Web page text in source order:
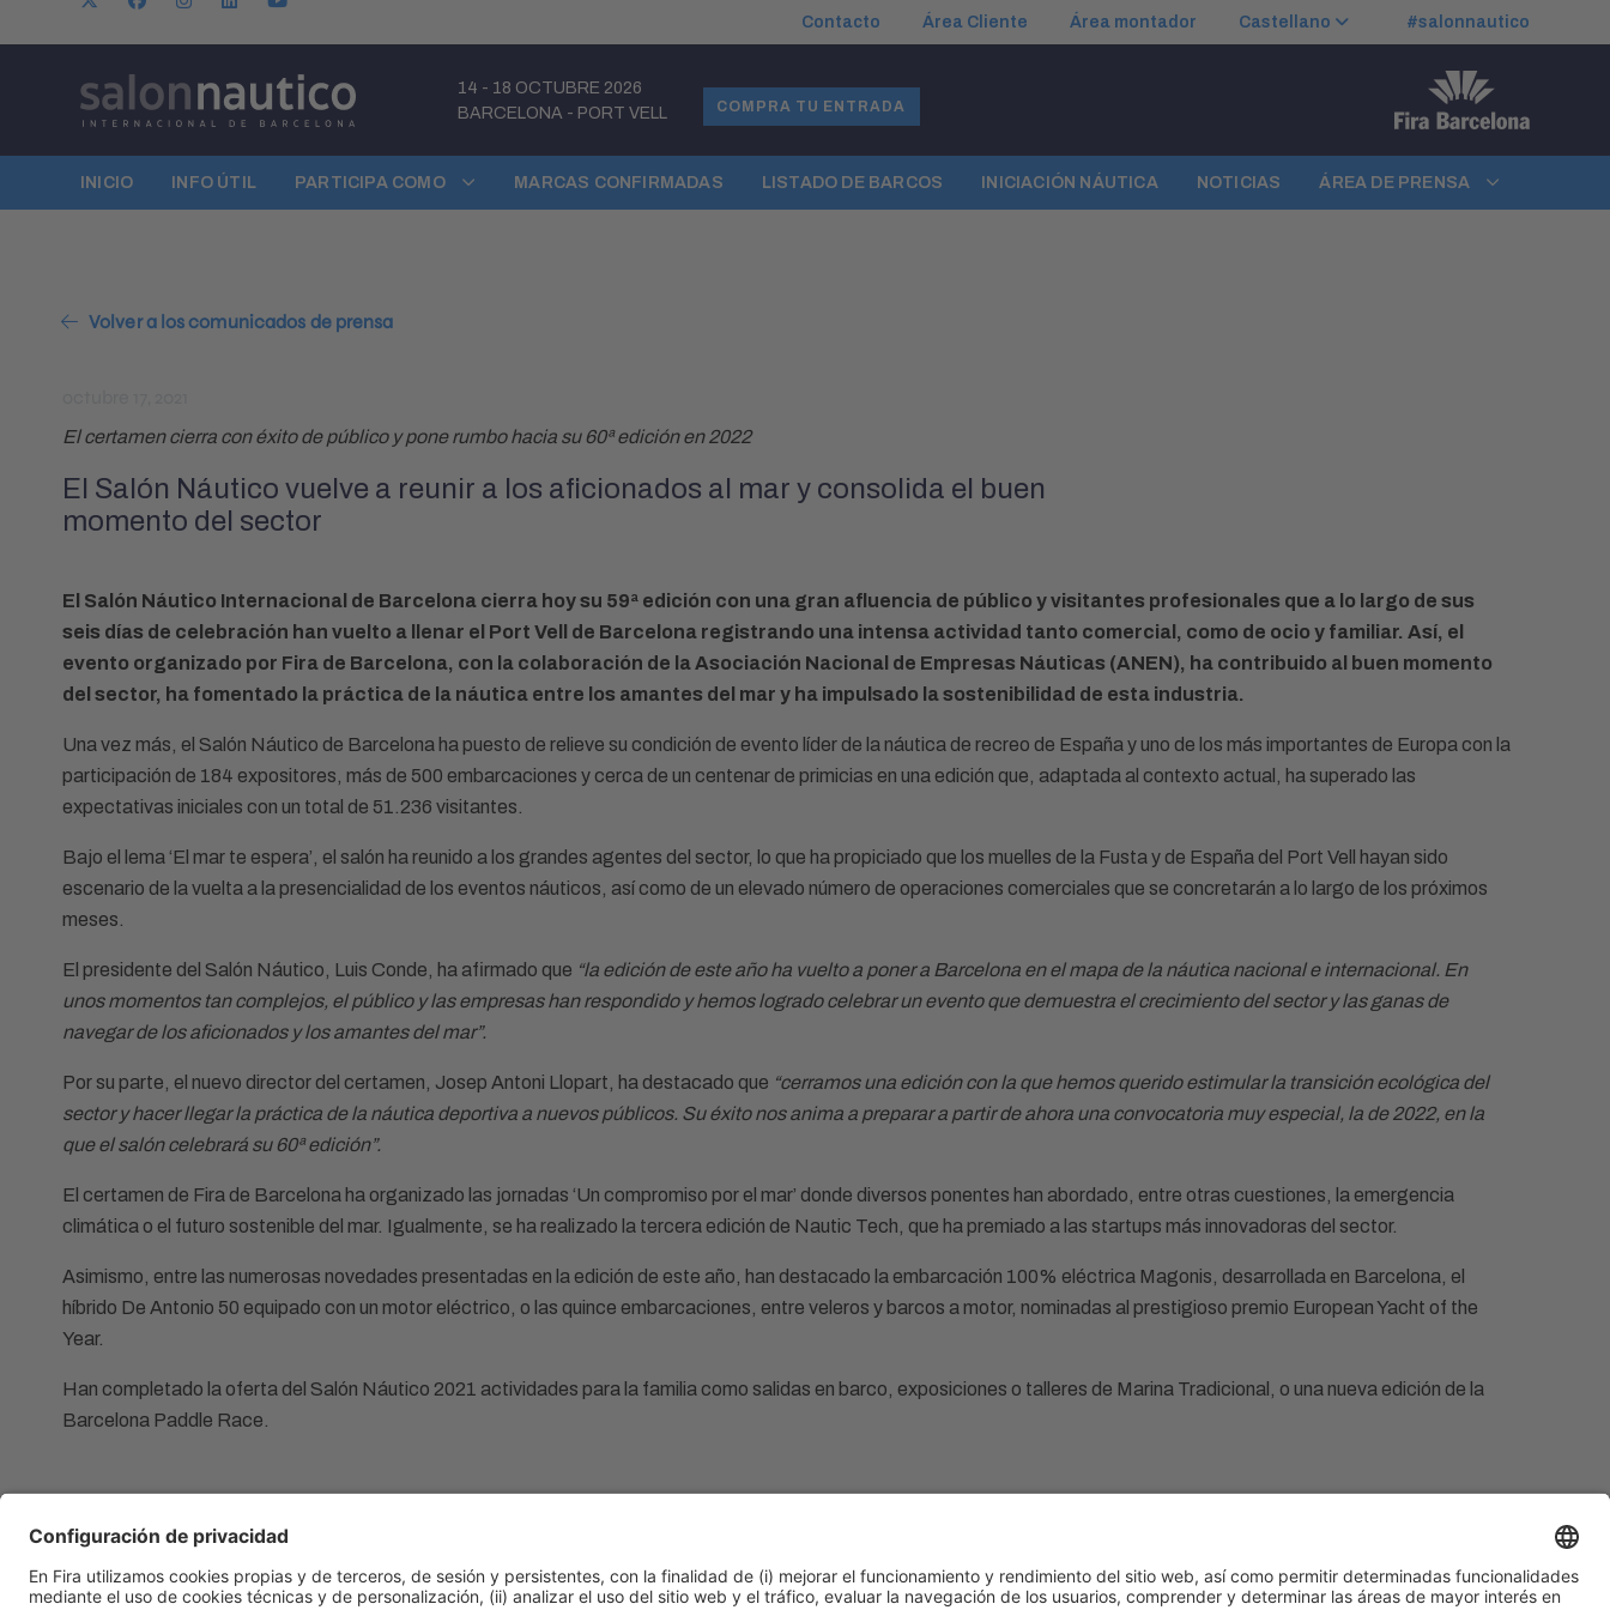
Contacto Área Cliente Área montador Castellano #salonnautico
14 - 18 OCTUBRE 2026
BARCELONA - PORT VELL COMPRA TU ENTRADA
INICIO INFO ÚTIL PARTICIPA COMO MARCAS CONFIRMADAS LISTADO DE BARCOS INICIACIÓN NÁUTICA NOTICIAS ÁREA DE PRENSA
Volver a los comunicados de prensa
El certamen cierra con éxito de público y pone rumbo hacia su 60ª edición en 2022
El Salón Náutico vuelve a reunir a los aficionados al mar y consolida el buen
momento del sector
El Salón Náutico Internacional de Barcelona cierra hoy su 59ª edición con una gran afluencia de público y visitantes profesionales que a lo largo de sus
seis días de celebración han vuelto a llenar el Port Vell de Barcelona registrando una intensa actividad tanto comercial, como de ocio y familiar. Así, el
evento organizado por Fira de Barcelona, con la colaboración de la Asociación Nacional de Empresas Náuticas (ANEN), ha contribuido al buen momento
del sector, ha fomentado la práctica de la náutica entre los amantes del mar y ha impulsado la sostenibilidad de esta industria.
Una vez más, el Salón Náutico de Barcelona ha puesto de relieve su condición de evento líder de la náutica de recreo de España y uno de los más importantes de Europa con la
participación de 184 expositores, más de 500 embarcaciones y cerca de un centenar de primicias en una edición que, adaptada al contexto actual, ha superado las
expectativas iniciales con un total de 51.236 visitantes.
Bajo el lema ‘El mar te espera’, el salón ha reunido a los grandes agentes del sector, lo que ha propiciado que los muelles de la Fusta y de España del Port Vell hayan sido
escenario de la vuelta a la presencialidad de los eventos náuticos, así como de un elevado número de operaciones comerciales que se concretarán a lo largo de los próximos
meses.
El presidente del Salón Náutico, Luis Conde, ha afirmado que “la edición de este año ha vuelto a poner a Barcelona en el mapa de la náutica nacional e internacional. En
unos momentos tan complejos, el público y las empresas han respondido y hemos logrado celebrar un evento que demuestra el crecimiento del sector y las ganas de
navegar de los aficionados y los amantes del mar”.
Por su parte, el nuevo director del certamen, Josep Antoni Llopart, ha destacado que “cerramos una edición con la que hemos querido estimular la transición ecológica del
sector y hacer llegar la práctica de la náutica deportiva a nuevos públicos. Su éxito nos anima a preparar a partir de ahora una convocatoria muy especial, la de 2022, en la
que el salón celebrará su 60ª edición”.
El certamen de Fira de Barcelona ha organizado las jornadas ‘Un compromiso por el mar’ donde diversos ponentes han abordado, entre otras cuestiones, la emergencia
climática o el futuro sostenible del mar. Igualmente, se ha realizado la tercera edición de Nautic Tech, que ha premiado a las startups más innovadoras del sector.
Asimismo, entre las numerosas novedades presentadas en la edición de este año, han destacado la embarcación 100% eléctrica Magonis, desarrollada en Barcelona, el
híbrido De Antonio 50 equipado con un motor eléctrico, o las quince embarcaciones, entre veleros y barcos a motor, nominadas al prestigioso premio European Yacht of the
Year.
Han completado la oferta del Salón Náutico 2021 actividades para la familia como salidas en barco, exposiciones o talleres de Marina Tradicional, o una nueva edición de la
Barcelona Paddle Race.